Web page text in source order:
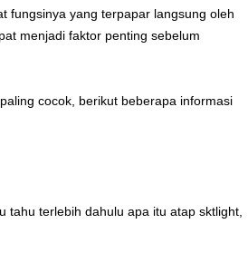
fungsinya yang terpapar langsung oleh
menjadi faktor penting sebelum
cocok, berikut beberapa informasi
tahu terlebih dahulu apa itu atap sktlight,